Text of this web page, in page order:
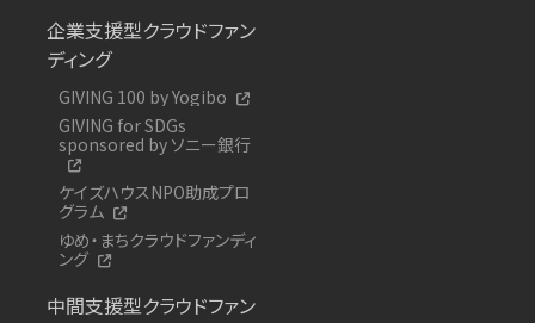
企業支援型クラウドファン
ディング
GIVING 100 by Yogibo
GIVING for SDGs
sponsored by ソニー銀行
ケイズハウスNPO助成プロ
グラム
ゆめ・まちクラウドファンディ
ング
中間支援型クラウドファン